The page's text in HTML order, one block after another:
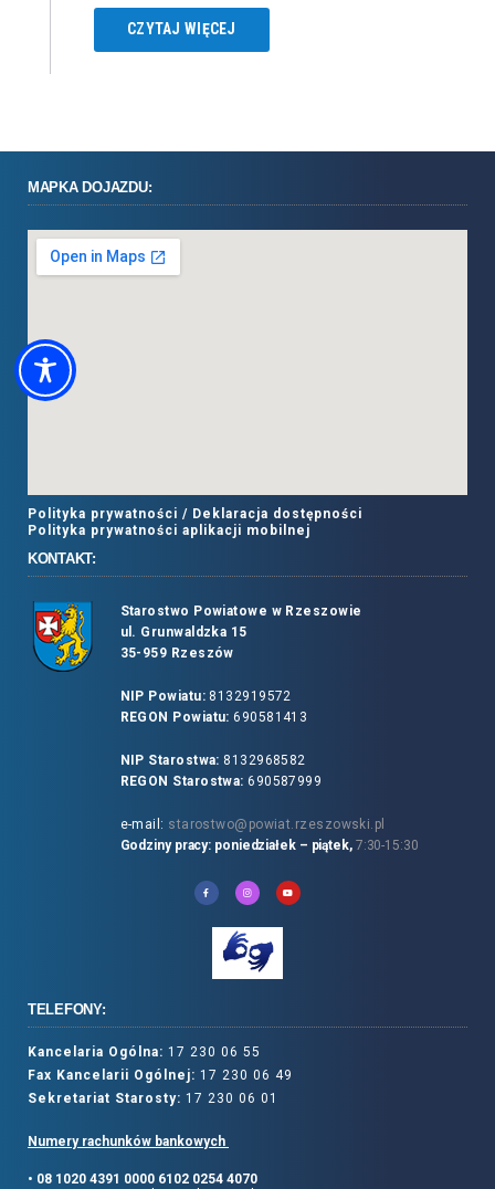
CZYTAJ WIĘCEJ
MAPKA DOJAZDU:
Polityka prywatności / Deklaracja dostępności
Polityka prywatności aplikacji mobilnej
KONTAKT:
Starostwo Powiatowe w Rzeszowie
ul. Grunwaldzka 15
35-959 Rzeszów
NIP Powiatu:8132919572
REGON Powiatu: 690581413
NIP Starostwa: 8132968582
REGON Starostwa: 690587999
e-mail: starostwo@powiat.rzeszowski.pl
Godziny pracy: poniedziałek – piątek, 7:30-15:30
TELEFONY:
Kancelaria Ogólna: 17 230 06 55
Fax Kancelarii Ogólnej: 17 230 06 49
Sekretariat Starosty: 17 230 06 01
Numery rachunków bankowych
• 08 1020 4391 0000 6102 0254 4070